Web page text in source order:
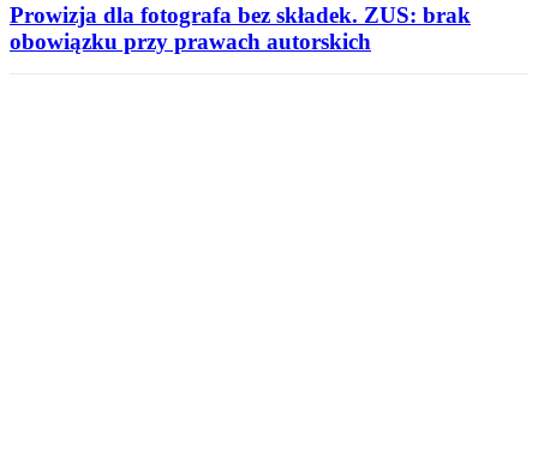
Prowizja dla fotografa bez składek. ZUS: brak
obowiązku przy prawach autorskich